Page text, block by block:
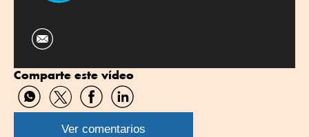
Comparte este vídeo
Compartir
por
WhatsApp
Compartir
por
Twitter
Compartir
por
Facebook
Compartir
por
Linkedin
Ver comentarios